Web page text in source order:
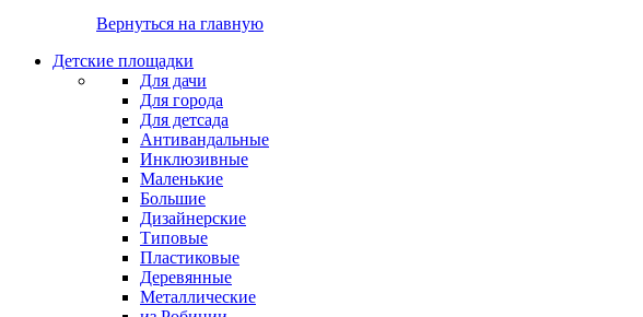
Вернуться на главную
Детские площадки
Для дачи
Для города
Для детсада
Антивандальные
Инклюзивные
Маленькие
Большие
Дизайнерские
Типовые
Пластиковые
Деревянные
Металлические